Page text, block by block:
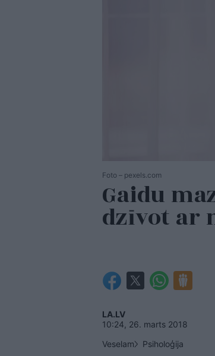
Foto – pexels.com
Gaidu
dzīvot ar
LA.LV
10:24, 26. marts 2018
Veselam
Psiholoģija